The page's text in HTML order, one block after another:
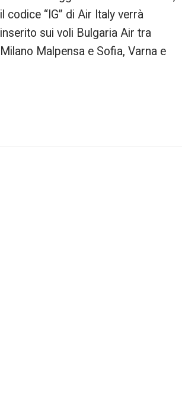
il codice “IG” di Air Italy verrà
inserito sui voli Bulgaria Air tra
Milano Malpensa e Sofia, Varna e